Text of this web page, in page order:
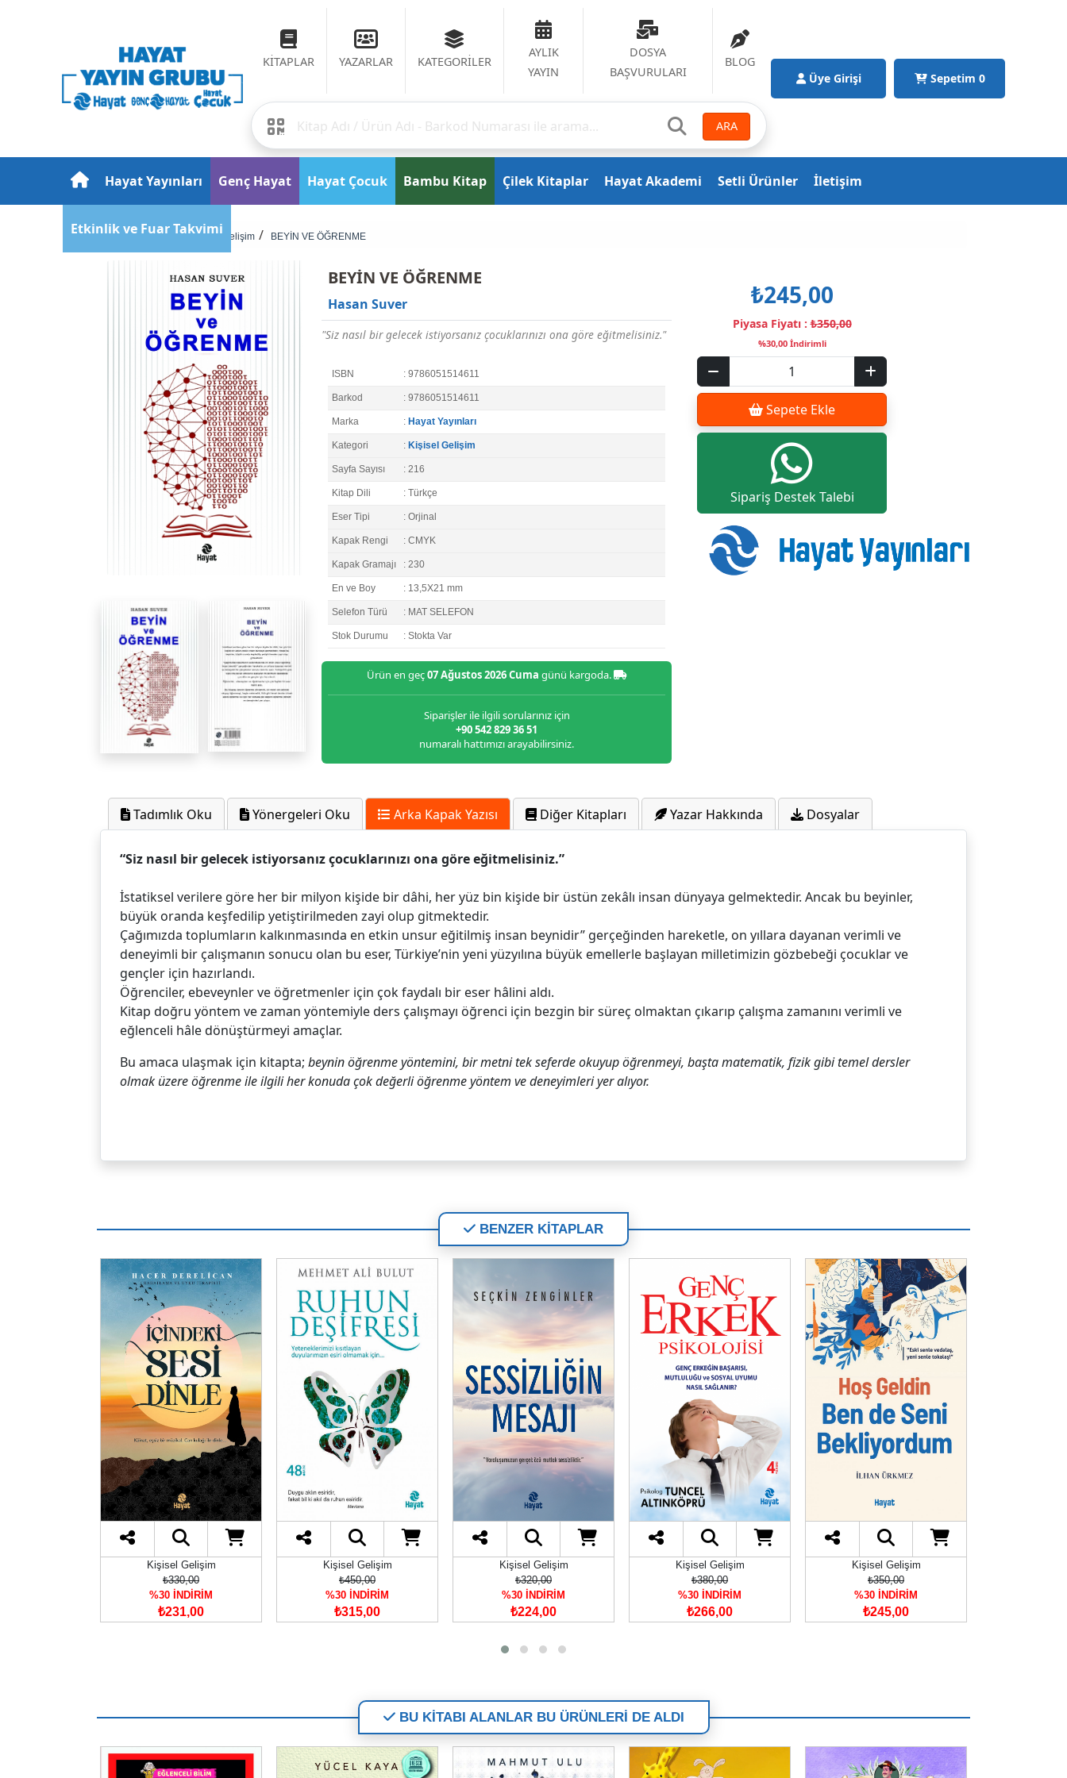
KİTAPLAR YAZARLAR KATEGORİLER
AYLIK
YAYIN
DOSYA
BAŞVURULARI
BLOG
ARA
Üye Girişi Sepetim 0
Hayat Yayınları Genç Hayat Hayat Çocuk Bambu Kitap Çilek Kitaplar Hayat Akademi Setli Ürünler İletişim
Etkinlik ve Fuar Takvimi
Anasayfa Kişisel Gelişim BEYİN VE ÖĞRENME
BEYİN VE ÖĞRENME
Hasan Suver
"Siz nasıl bir gelecek istiyorsanız çocuklarınızı ona göre eğitmelisiniz."
ISBN : 9786051514611
Barkod : 9786051514611
Marka : Hayat Yayınları
Kategori : Kişisel Gelişim
Sayfa Sayısı : 216
Kitap Dili : Türkçe
Eser Tipi : Orjinal
Kapak Rengi : CMYK
Kapak Gramajı : 230
En ve Boy : 13,5X21 mm
Selefon Türü : MAT SELEFON
Stok Durumu : Stokta Var
Ürün en geç07 Ağustos 2026 Cuma günü kargoda.
Siparişler ile ilgili sorularınız için
+90 542 829 36 51
numaralı hattımızı arayabilirsiniz.
₺245,00
Piyasa Fiyatı :₺350,00
%30,00 İndirimli
Sepete Ekle
Sipariş Destek Talebi
Tadımlık Oku Yönergeleri Oku Arka Kapak Yazısı Diğer Kitapları Yazar Hakkında Dosyalar
“Siz nasıl bir gelecek istiyorsanız çocuklarınızı ona göre eğitmelisiniz.”
İstatiksel verilere göre her bir milyon kişide bir dâhi, her yüz bin kişide bir üstün zekâlı insan dünyaya gelmektedir. Ancak bu beyinler,
büyük oranda keşfedilip yetiştirilmeden zayi olup gitmektedir.
Çağımızda toplumların kalkınmasında en etkin unsur eğitilmiş insan beynidir” gerçeğinden hareketle, on yıllara dayanan verimli ve
deneyimli bir çalışmanın sonucu olan bu eser, Türkiye’nin yeni yüzyılına büyük emellerle başlayan milletimizin gözbebeği çocuklar ve
gençler için hazırlandı.
Öğrenciler, ebeveynler ve öğretmenler için çok faydalı bir eser hâlini aldı.
Kitap doğru yöntem ve zaman yöntemiyle ders çalışmayı öğrenci için bezgin bir süreç olmaktan çıkarıp çalışma zamanını verimli ve
eğlenceli hâle dönüştürmeyi amaçlar.
Bu amaca ulaşmak için kitapta; beynin öğrenme yöntemini, bir metni tek seferde okuyup öğrenmeyi, başta matematik, fizik gibi temel dersler
olmak üzere öğrenme ile ilgili her konuda çok değerli öğrenme yöntem ve deneyimleri yer alıyor.
BENZER KİTAPLAR
Kişisel Gelişim
₺330,00
%30 İNDİRİM
₺231,00
Kişisel Gelişim
₺450,00
%30 İNDİRİM
₺315,00
Kişisel Gelişim
₺320,00
%30 İNDİRİM
₺224,00
Kişisel Gelişim
₺380,00
%30 İNDİRİM
₺266,00
Kişisel Gelişim
₺350,00
%30 İNDİRİM
₺245,00
BU KİTABI ALANLAR BU ÜRÜNLERİ DE ALDI